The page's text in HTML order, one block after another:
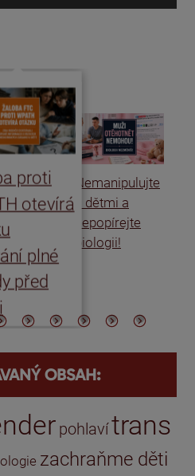
proti
otevírá
plné
před
Nemanipulujte
s dětmi a
nepopírejte
biologii!
OBSAH:
pohlavítrans
zachraňme děti